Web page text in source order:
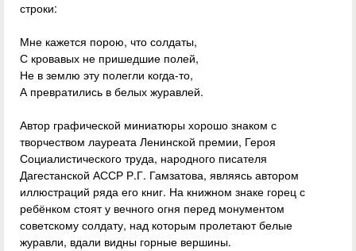
строки:
Мне кажется порою, что солдаты,
С кровавых не пришедшие полей,
Не в землю эту полегли когда-то,
А превратились в белых журавлей.
Автор графической миниатюры хорошо знаком с
творчеством лауреата Ленинской премии, Героя
Социалистического труда, народного писателя
Дагестанской АССР Р.Г. Гамзатова, являясь автором
иллюстраций ряда его книг. На книжном знаке горец с
ребёнком стоят у вечного огня перед монументом
советскому солдату, над которым пролетают белые
журавли, вдали видны горные вершины.